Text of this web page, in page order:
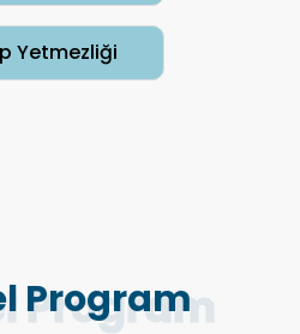
Yetmezliği
Program